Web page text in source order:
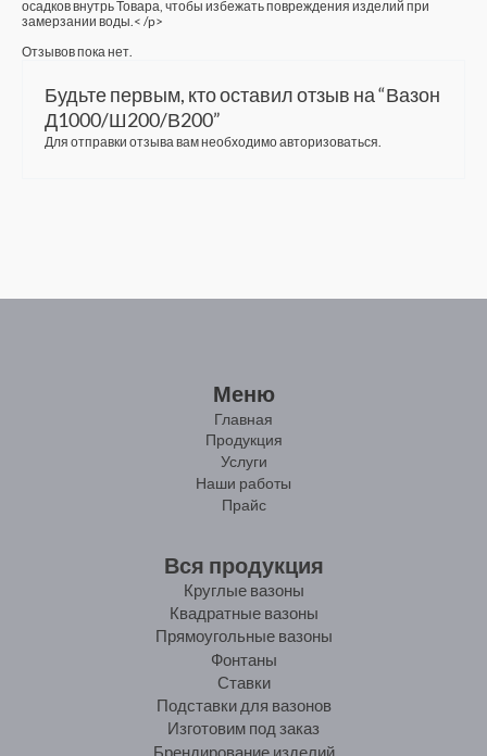
осадков внутрь Товара, чтобы избежать повреждения изделий при
замерзании воды.< /p>
Отзывов пока нет.
Будьте первым, кто оставил отзыв на “Вазон
Д1000/Ш200/В200”
Для отправки отзыва вам необходимоавторизоваться
Меню
Главная
Продукция
Услуги
Наши работы
Прайс
Вся продукция
Круглые вазоны
Квадратные вазоны
Прямоугольные вазоны
Фонтаны
Ставки
Подставки для вазонов
Изготовим под заказ
Брендирование изделий